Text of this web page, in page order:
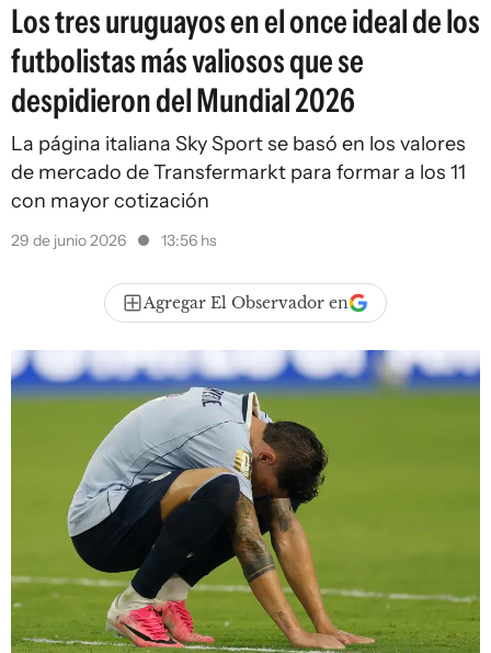
Los tres uruguayos en el once ideal de los
futbolistas más valiosos que se
despidieron del Mundial 2026
La página italiana Sky Sport se basó en los valores
de mercado de Transfermarkt para formar a los 11
con mayor cotización
29 de junio 2026 13:56 hs
Agregar El Observador en